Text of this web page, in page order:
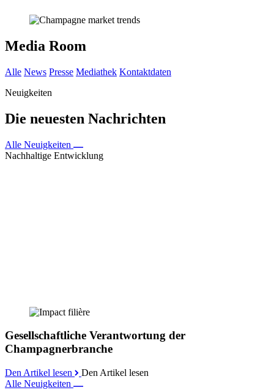
Media Room
Alle News Presse Mediathek Kontaktdaten
Neuigkeiten
Die neuesten Nachrichten
Alle Neuigkeiten
Nachhaltige Entwicklung
Gesellschaftliche Verantwortung der
Champagnerbranche
Den Artikel lesen
Den Artikel lesen
Alle Neuigkeiten